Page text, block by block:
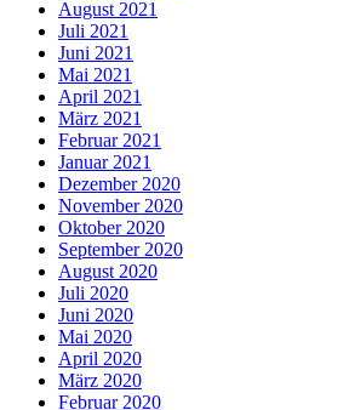
August 2021
Juli 2021
Juni 2021
Mai 2021
April 2021
März 2021
Februar 2021
Januar 2021
Dezember 2020
November 2020
Oktober 2020
September 2020
August 2020
Juli 2020
Juni 2020
Mai 2020
April 2020
März 2020
Februar 2020